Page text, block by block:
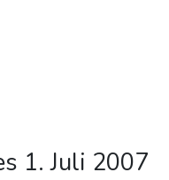
1. Juli 2007